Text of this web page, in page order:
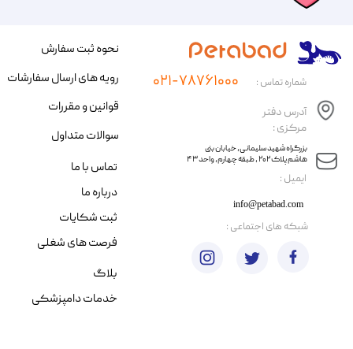
​ایمیل :
آدرس دفتر
مرکزی :
info@petabad.com
​​بزرگراه شهید سلیمانی، خیابان بنی
هاشم پلاک ۲۰۲ ، طبقه چهارم، واحد ۴۳
شماره تماس : ۰۲۱-۷۸۷۶۱۰۰۰
نحوه ثبت سفارش
رویه های ارسال سفارشات
قوانین و مقررات
سوالات متداول
تماس با ما
درباره ما
ثبت شکایات
فرصت های شغلی
​شبکه های اجتماعی :
بلاگ
خدمات دامپزشکی